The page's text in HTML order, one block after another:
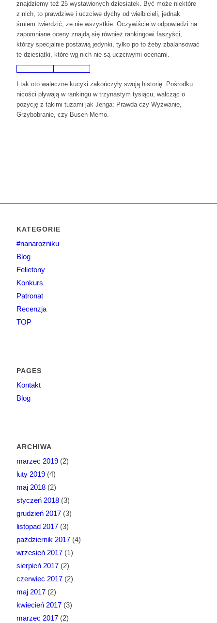
znajdziemy też 25 wystawionych dziesiątek. Być może niektóre
z nich, to prawdziwe i uczciwe dychy od wielbicieli, jednak
śmiem twierdzić, że nie wszystkie. Oczywiście w odpowiedzi na
zapomniane oceny znajdą się również rankingowi faszyści,
którzy specjalnie postawią jedynki, tylko po to żeby zbalansować
te dziesiątki, które wg nich nie są uczciwymi ocenami.
I tak oto waleczne kucyki zakończyły swoją historię. Pośrodku
nicości pływają w rankingu w trzynastym tysiącu, walcząc o
pozycję z takimi tuzami jak Jenga: Prawda czy Wyzwanie,
Grzybobranie, czy Busen Memo.
KATEGORIE
#nanarożniku
Blog
Felietony
Konkurs
Patronat
Recenzja
TOP
PAGES
Kontakt
Blog
ARCHIWA
marzec 2019(2)
luty 2019(4)
maj 2018(2)
styczeń 2018(3)
grudzień 2017(3)
listopad 2017(3)
październik 2017(4)
wrzesień 2017(1)
sierpień 2017(2)
czerwiec 2017(2)
maj 2017(2)
kwiecień 2017(3)
marzec 2017(2)